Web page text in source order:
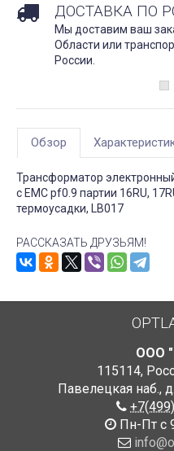
ДОСТАВКА ПО
Мы доставим ваш
Области или
России.
Обзор
Трансформатор
с EMC pf0.9 партии 16RU,
термоусадки, LB017
РАССКАЗАТЬ ДРУЗЬЯМ!
ООО
115114,
Павелецкая наб.,
Пн-Пт с